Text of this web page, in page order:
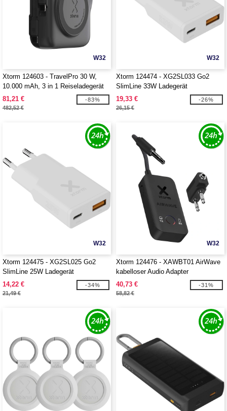
W32
Xtorm 124603 - TravelPro 30 W,
10.000 mAh, 3 in 1 Reiseladegerät
81,21 €
482,52 €
-83%
W32
Xtorm 124474 - XG2SL033 Go2
SlimLine 33W Ladegerät
19,33 €
26,15 €
-26%
W32
Xtorm 124475 - XG2SL025 Go2
SlimLine 25W Ladegerät
14,22 €
21,49 €
-34%
W32
Xtorm 124476 - XAWBT01 AirWave
kabelloser Audio Adapter
40,73 €
58,82 €
-31%